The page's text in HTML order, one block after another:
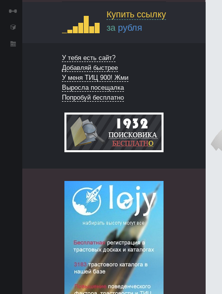
Купить ссылку
за рубля
У тебя есть сайт?
Добавляй быстрее
У меня ТИЦ 900! Жми
Выросла посещалка
Попробуй бесплатно